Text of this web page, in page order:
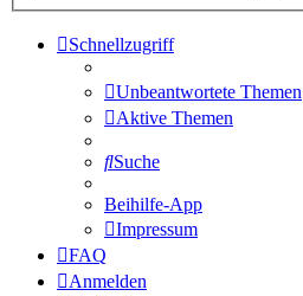
Schnellzugriff
Unbeantwortete Themen
Aktive Themen
Suche
Beihilfe-App
Impressum
FAQ
Anmelden